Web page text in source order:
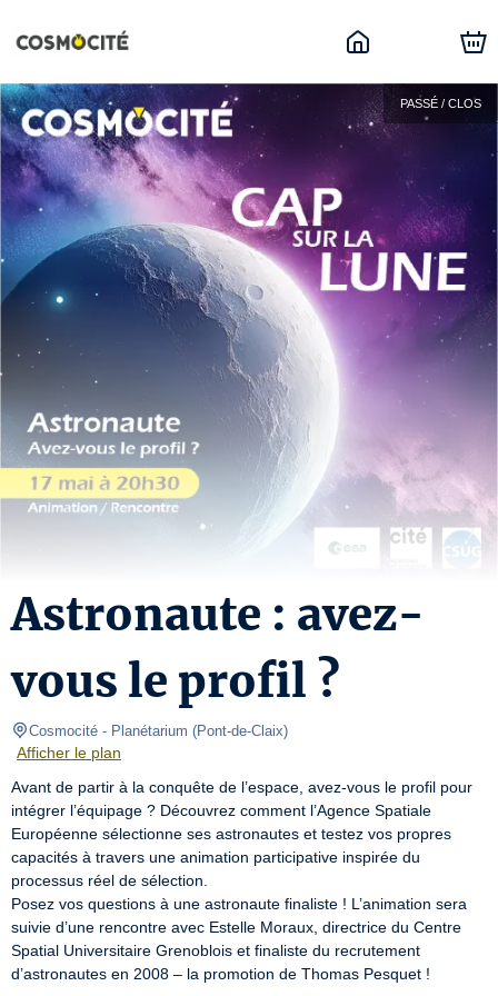
PASSÉ / CLOS
Astronaute : avez-
vous le profil ?
Cosmocité - Planétarium (Pont-de-Claix)
Afficher le plan
Avant de partir à la conquête de l’espace, avez-vous le profil pour
intégrer l’équipage ? Découvrez comment l’Agence Spatiale
Européenne sélectionne ses astronautes et testez vos propres
capacités à travers une animation participative inspirée du
processus réel de sélection.
Posez vos questions à une astronaute finaliste ! L’animation sera
suivie d’une rencontre avec Estelle Moraux, directrice du Centre
Spatial Universitaire Grenoblois et finaliste du recrutement
d’astronautes en 2008 – la promotion de Thomas Pesquet !